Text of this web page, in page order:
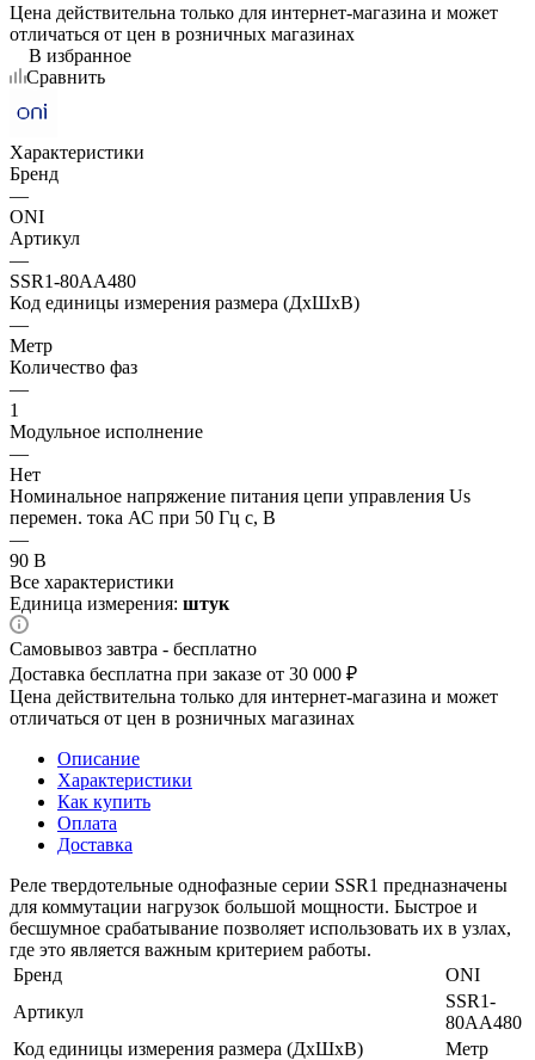
Цена действительна только для интернет-магазина и может
отличаться от цен в розничных магазинах
В избранное
Сравнить
Характеристики
Бренд
—
ONI
Артикул
—
SSR1-80AA480
Код единицы измерения размера (ДхШхВ)
—
Метр
Количество фаз
—
1
Модульное исполнение
—
Нет
Номинальное напряжение питания цепи управления Us
перемен. тока АС при 50 Гц с, В
—
90 В
Все характеристики
Единица измерения: штук
Самовывоз завтра - бесплатно
Доставка бесплатна при заказе от 30 000 ₽
Цена действительна только для интернет-магазина и может
отличаться от цен в розничных магазинах
Описание
Характеристики
Как купить
Оплата
Доставка
Реле твердотельные однофазные серии SSR1 предназначены
для коммутации нагрузок большой мощности. Быстрое и
бесшумное срабатывание позволяет использовать их в узлах,
где это является важным критерием работы.
Бренд
ONI
Артикул
SSR1-
80AA480
Код единицы измерения размера (ДхШхВ)
Метр